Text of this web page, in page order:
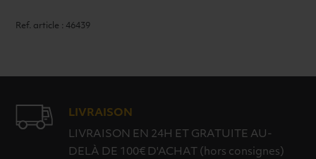
Ref. article : 46439
LIVRAISON
LIVRAISON EN 24H ET GRATUITE AU-
DELÀ DE 100€ D'ACHAT (hors consignes)